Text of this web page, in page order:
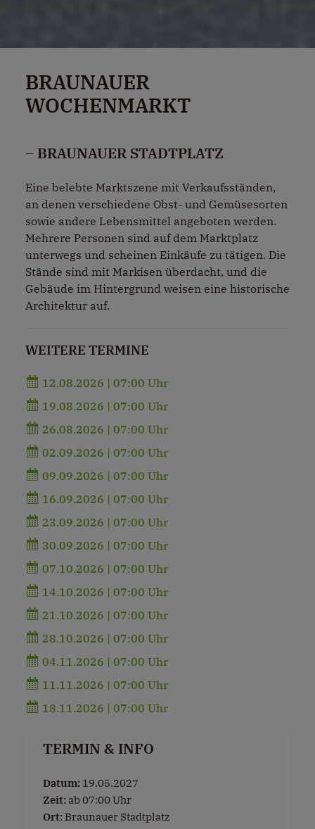
BRAUNAUER
WOCHENMARKT
– BRAUNAUER STADTPLATZ
Eine belebte Marktszene mit Verkaufsständen,
an denen verschiedene Obst- und Gemüsesorten
sowie andere Lebensmittel angeboten werden.
Mehrere Personen sind auf dem Marktplatz
unterwegs und scheinen Einkäufe zu tätigen. Die
Stände sind mit Markisen überdacht, und die
Gebäude im Hintergrund weisen eine historische
Architektur auf.
WEITERE TERMINE
12.08.2026 | 07:00 Uhr
19.08.2026 | 07:00 Uhr
26.08.2026 | 07:00 Uhr
02.09.2026 | 07:00 Uhr
09.09.2026 | 07:00 Uhr
16.09.2026 | 07:00 Uhr
23.09.2026 | 07:00 Uhr
30.09.2026 | 07:00 Uhr
07.10.2026 | 07:00 Uhr
14.10.2026 | 07:00 Uhr
21.10.2026 | 07:00 Uhr
28.10.2026 | 07:00 Uhr
04.11.2026 | 07:00 Uhr
11.11.2026 | 07:00 Uhr
18.11.2026 | 07:00 Uhr
TERMIN & INFO
Datum: 19.05.2027
Zeit: ab 07:00 Uhr
Ort: Braunauer Stadtplatz